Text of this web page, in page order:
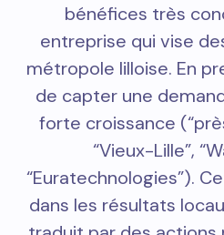
bénéfices très
entreprise qui vise
métropole lilloise. En
de capter une
forte croissance
“Vieux-Lille”,
“Euratechnologies”).
dans les résultats